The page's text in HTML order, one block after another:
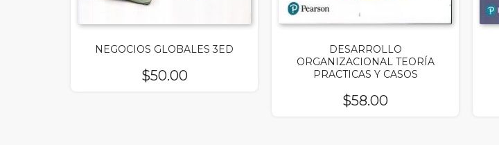
NEGOCIOS GLOBALES 3ED
$50.00
DESARROLLO
ORGANIZACIONAL TEORÍA
PRACTICAS Y CASOS
$58.00